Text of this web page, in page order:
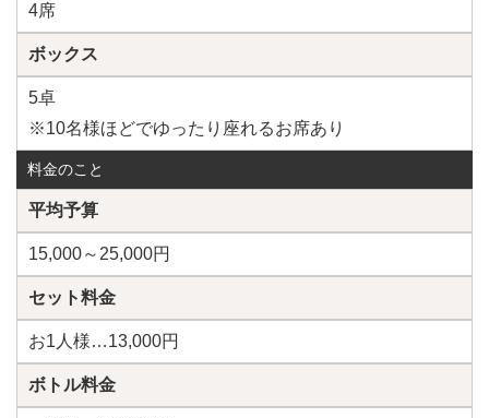
4席
ボックス
5卓
※10名様ほどでゆったり座れるお席あり
料金のこと
平均予算
15,000～25,000円
セット料金
お1人様…13,000円
ボトル料金